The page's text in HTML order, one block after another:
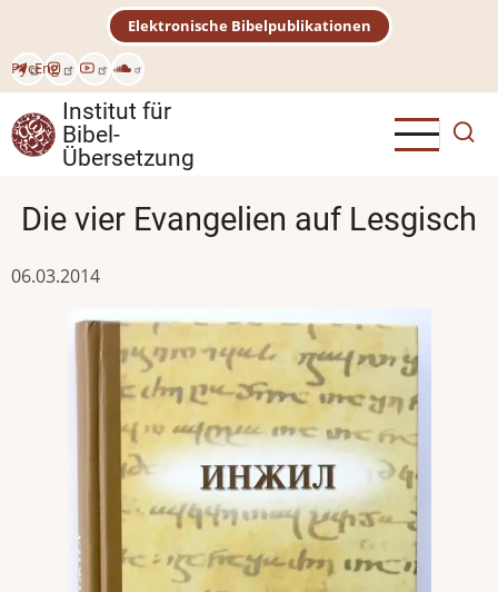
Inhalt
РусEng
Elektronische Bibelpublikationen
Institut für
Bibel-
Übersetzung
Die vier Evangelien auf Lesgisch
06.03.2014